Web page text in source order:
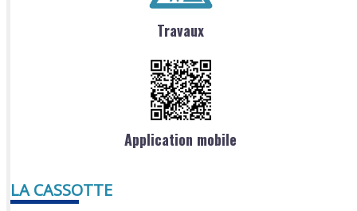
Travaux
Application mobile
LA CASSOTTE